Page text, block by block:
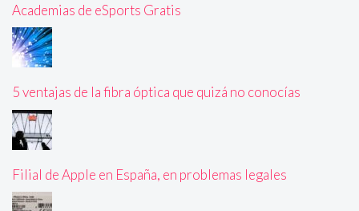
Academias de eSports Gratis
5 ventajas de la fibra óptica que quizá no conocías
Filial de Apple en España, en problemas legales